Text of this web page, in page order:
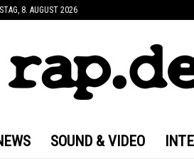
8. AUGUST 2026
SOUND & VIDEO